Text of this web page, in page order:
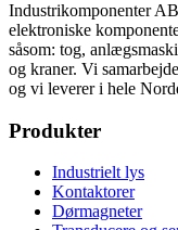
Industrikomponenter
elektroniske
såsom: tog,
og kraner. Vi
og vi leverer i hele
Produkter
Industrielt lys
Kontaktorer
Dørmagneter